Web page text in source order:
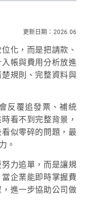
更新日期：2026.06
化，而是把請款、
帳與費用分析放進
規則、完整資料與
反覆追發票、補統
看不到完整背景，
似零碎的問題，最
。
力追單，而是讓規
企業能即時掌握費
進一步協助公司做